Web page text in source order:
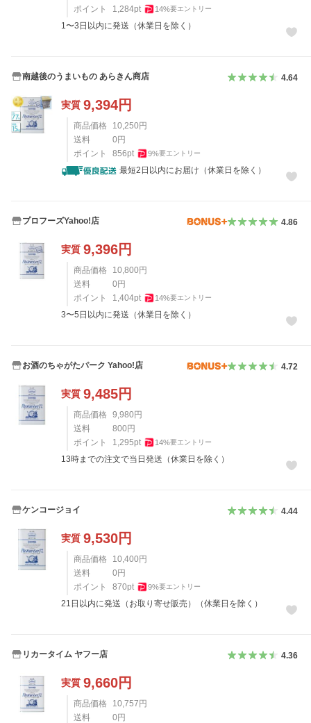
ポイント 1,284pt 14%要エントリー
1〜3日以内に発送（休業日を除く）
南越後のうまいもの あらきん商店 4.64
実質 9,394円
商品価格 10,250円
送料
0円
ポイント
856pt 9%要エントリー
最短2日以内にお届け（休業日を除く）
プロフーズYahoo!店 4.86
実質 9,396円
商品価格 10,800円
送料
0円
ポイント
1,404pt 14%要エントリー
3〜5日以内に発送（休業日を除く）
お酒のちゃがたパーク Yahoo!店 4.72
実質 9,485円
商品価格 9,980円
送料
800円
ポイント
1,295pt 14%要エントリー
13時までの注文で当日発送（休業日を除く）
ケンコージョイ 4.44
実質 9,530円
商品価格 10,400円
送料
0円
ポイント
870pt 9%要エントリー
21日以内に発送（お取り寄せ販売）（休業日を除く）
リカータイム ヤフー店 4.36
実質 9,660円
商品価格 10,757円
送料
0円